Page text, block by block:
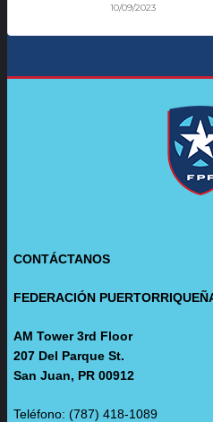
10/09/2023
CONTÁCTANOS
FEDERACIÓN
AM Tower 3rd Floor
207 Del Parque St.
San Juan, PR 00912
Teléfono: (787) 418-1089